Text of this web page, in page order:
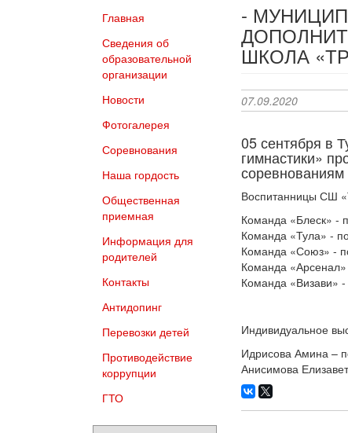
Главная
Сведения об
образовательной
организации
Новости
Фотогалерея
Соревнования
Наша гордость
Общественная
приемная
Информация для
родителей
Контакты
Антидопинг
Перевозки детей
Противодействие
коррупции
ГТО
-
ШКОЛА
07.09.2020
05 сентября в
гимнастики»
Воспитанницы СШ
Команда «Блеск» -
Команда «Тула» -
Команда «Союз» -
Команда
Команда «Визави»
Индивидуальное
Идрисова Амина –
Анисимова